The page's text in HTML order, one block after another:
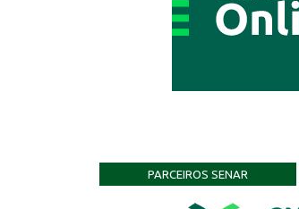
PARCEIROS SENAR